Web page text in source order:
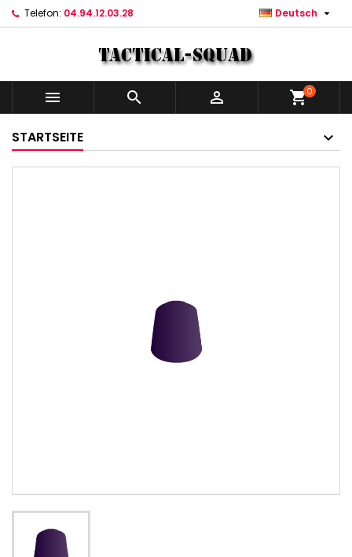
Telefon: 04.94.12.03.28 Deutsch 
   shopping_cart0
STARTSEITE